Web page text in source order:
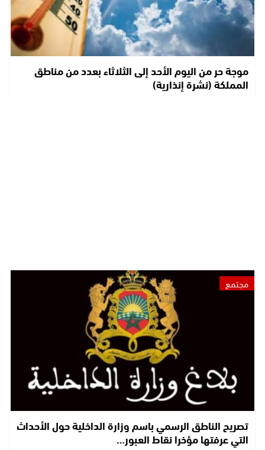
موجة حر من اليوم الأحد إلى الثلاثاء بعدد من مناطق
المملكة (نشرة إنذارية)
مجتمع
تصريح الناطق الرسمي باسم وزارة الداخلية حول الأحداث
التي عرفتها مؤخرا نقاط العبور…